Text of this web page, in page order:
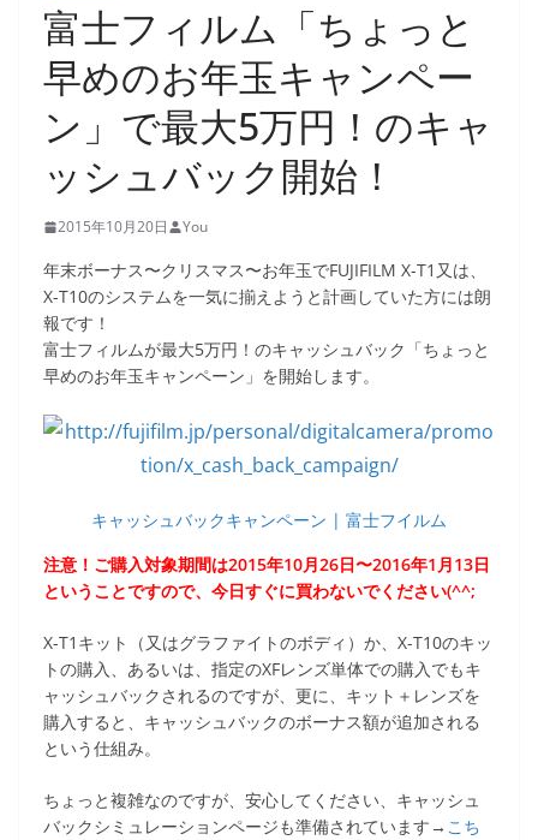
富士フィルム「ちょっと
早めのお年玉キャンペー
ン」で最大5万円！のキャ
ッシュバック開始！
2015年10月20日 You
年末ボーナス〜クリスマス〜お年玉でFUJIFILM X-T1又は、
X-T10のシステムを一気に揃えようと計画していた方には朗
報です！
富士フィルムが最大5万円！のキャッシュバック「ちょっと
早めのお年玉キャンペーン」を開始します。
キャッシュバックキャンペーン | 富士フイルム
注意！ご購入対象期間は2015年10月26日〜2016年1月13日
ということですので、今日すぐに買わないでください(^^;
X-T1キット（又はグラファイトのボディ）か、X-T10のキッ
トの購入、あるいは、指定のXFレンズ単体での購入でもキ
ャッシュバックされるのですが、更に、キット＋レンズを
購入すると、キャッシュバックのボーナス額が追加される
という仕組み。
ちょっと複雑なのですが、安心してください、キャッシュ
バックシミュレーションページも準備されています→ こち